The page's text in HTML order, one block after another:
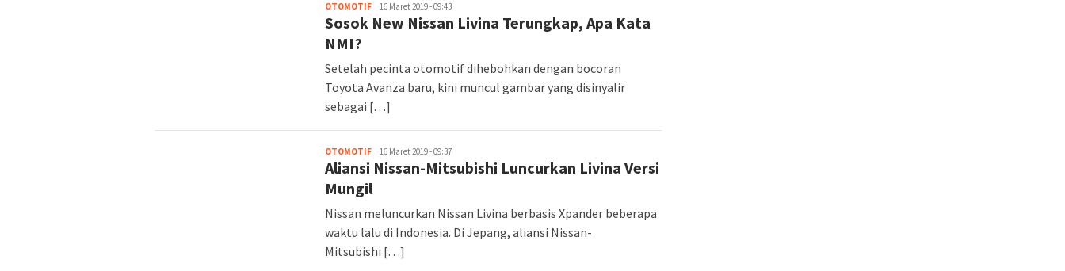
OTOMOTIF admin
16 Maret 2019 - 09:43
Sosok New Nissan Livina Terungkap, Apa Kata
NMI?
Setelah pecinta otomotif dihebohkan dengan bocoran
Toyota Avanza baru, kini muncul gambar yang disinyalir
sebagai […]
OTOMOTIF admin
16 Maret 2019 - 09:37
Aliansi Nissan-Mitsubishi Luncurkan Livina Versi
Mungil
Nissan meluncurkan Nissan Livina berbasis Xpander beberapa
waktu lalu di Indonesia. Di Jepang, aliansi Nissan-
Mitsubishi […]